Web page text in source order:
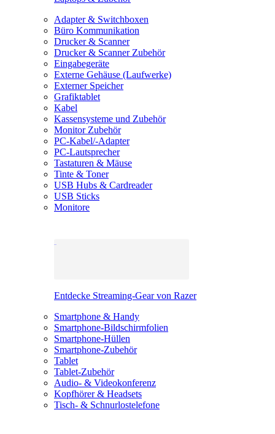
Adapter & Switchboxen
Büro Kommunikation
Drucker & Scanner
Drucker & Scanner Zubehör
Eingabegeräte
Externe Gehäuse (Laufwerke)
Externer Speicher
Grafiktablet
Kabel
Kassensysteme und Zubehör
Monitor Zubehör
PC-Kabel/-Adapter
PC-Lautsprecher
Tastaturen & Mäuse
Tinte & Toner
USB Hubs & Cardreader
USB Sticks
Monitore
Entdecke Streaming-Gear von Razer
Smartphone & Handy
Smartphone-Bildschirmfolien
Smartphone-Hüllen
Smartphone-Zubehör
Tablet
Tablet-Zubehör
Audio- & Videokonferenz
Kopfhörer & Headsets
Tisch- & Schnurlostelefone